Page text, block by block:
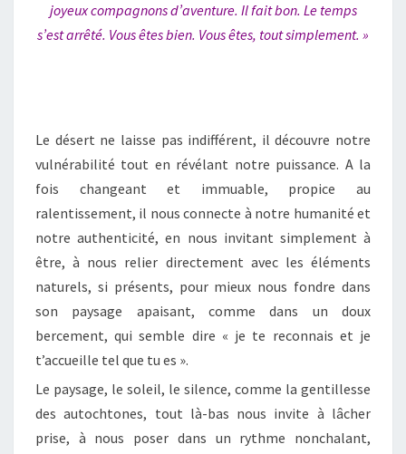
joyeux compagnons d’aventure. Il fait bon. Le temps
s’est arrêté. Vous êtes bien. Vous êtes, tout simplement. »
Le désert ne laisse pas indifférent, il découvre notre
vulnérabilité tout en révélant notre puissance. A la
fois changeant et immuable, propice au
ralentissement, il nous connecte à notre humanité et
notre authenticité, en nous invitant simplement à
être, à nous relier directement avec les éléments
naturels, si présents, pour mieux nous fondre dans
son paysage apaisant, comme dans un doux
bercement, qui semble dire « je te reconnais et je
t’accueille tel que tu es ».
Le paysage, le soleil, le silence, comme la gentillesse
des autochtones, tout là-bas nous invite à lâcher
prise, à nous poser dans un rythme nonchalant,